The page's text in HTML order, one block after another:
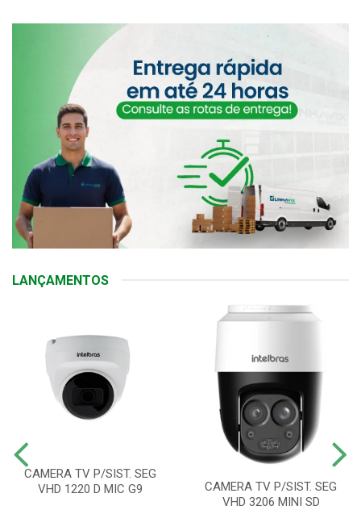
LANÇAMENTOS
CAMERA TV P/SIST. SEG
VHD 1220 D MIC G9
CAMERA TV P/SIST. SEG
VHD 3206 MINI SD